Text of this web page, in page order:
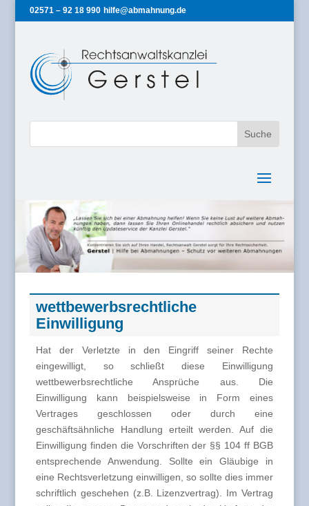
02571 – 92 18 990 hilfe@abmahnung.de
wettbewerbsrechtliche
Einwilligung
Hat der Verletzte in den Eingriff seiner Rechte
eingewilligt, so schließt diese Einwilligung
wettbewerbsrechtliche Ansprüche aus. Die
Einwilligung kann beispielsweise in Form eines
Vertrages geschlossen oder durch eine
geschäftsähnliche Handlung erteilt werden. Auf die
Einwilligung finden die Vorschriften der §§ 104 ff BGB
entsprechende Anwendung. Sollte ein Gläubige in
eine Rechtsverletzung einwilligen, so sollte dies immer
schriftlich geschehen (z.B. Lizenzvertrag). Im Vertrag